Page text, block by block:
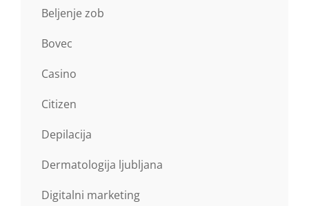
Beljenje zob
Bovec
Casino
Citizen
Depilacija
Dermatologija ljubljana
Digitalni marketing